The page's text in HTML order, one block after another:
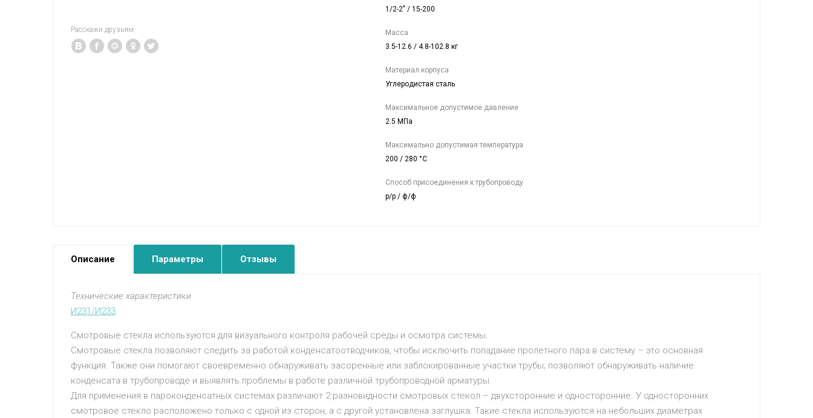
Расскажи друзьям:
1/2-2" / 15-200
Масса
3.5-12.6 / 4.8-102.8 кг
Материал корпуса
Углеродистая сталь
Максимальное допустимое давление
2.5 МПа
Максимально допустимая температура
200 / 280 °C
Способ присоединения к трубопроводу
р/р / ф/ф
Описание Параметры Отзывы
Технические характеристики
И231/И233
Смотровые стекла используются для визуального контроля рабочей среды и осмотра системы.
Смотровые стекла позволяют следить за работой конденсатоотводчиков, чтобы исключить попадание пролетного пара в систему – это основная
функция. Также они помогают своевременно обнаруживать засоренные или заблокированные участки трубы; позволяют обнаруживать наличие
конденсата в трубопроводе и выявлять проблемы в работе различной трубопроводной арматуры.
Для применения в пароконденсатных системах различают 2 разновидности смотровых стекол – двухсторонние и односторонние. У односторонних
смотровое стекло расположено только с одной из сторон, а с другой установлена заглушка. Такие стекла используются на небольших диаметрах